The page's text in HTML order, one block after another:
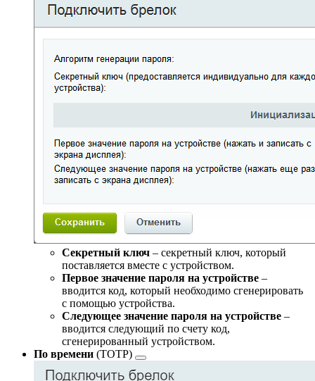
Секретный ключ – секретный ключ, который
поставляется вместе с устройством.
Первое значение пароля на устройстве –
вводится код, который необходимо сгенерировать
с помощью устройства.
Следующее значение пароля на устройстве –
вводится следующий по счету код,
сгенерированный устройством.
По времени (TOTP)